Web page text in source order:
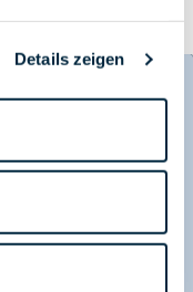
Details zeigen